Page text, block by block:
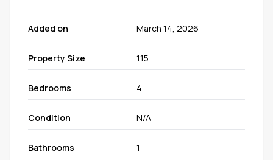
Added on March 14, 2026
Property Size 115
Condition N/A
Bedrooms 4
Bathrooms 1